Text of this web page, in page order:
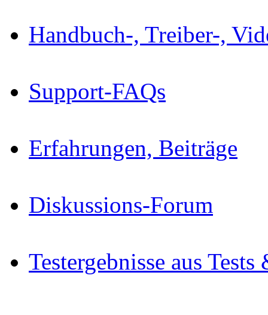
Handbuch-, Treiber-,
Support-FAQs
Erfahrungen, Beiträge
Diskussions-Forum
Testergebnisse aus